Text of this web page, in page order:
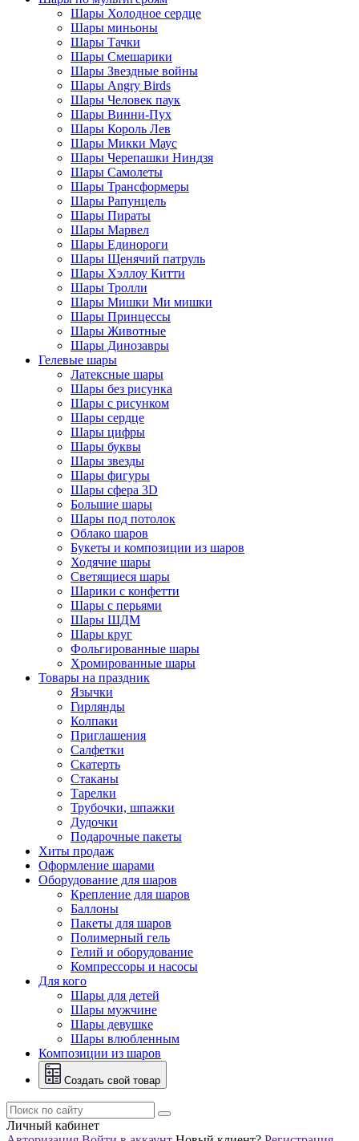
Шары Холодное сердце
Шары миньоны
Шары Тачки
Шары Смешарики
Шары Звездные войны
Шары Angry Birds
Шары Человек паук
Шары Винни-Пух
Шары Король Лев
Шары Микки Маус
Шары Черепашки Ниндзя
Шары Самолеты
Шары Трансформеры
Шары Рапунцель
Шары Пираты
Шары Марвел
Шары Единороги
Шары Щенячий патруль
Шары Хэллоу Китти
Шары Тролли
Шары Мишки Ми мишки
Шары Принцессы
Шары Животные
Шары Динозавры
Гелевые шары
Латексные шары
Шары без рисунка
Шары с рисунком
Шары сердце
Шары цифры
Шары буквы
Шары звезды
Шары фигуры
Шары сфера 3D
Большие шары
Шары под потолок
Облако шаров
Букеты и композиции из шаров
Ходячие шары
Светящиеся шары
Шарики с конфетти
Шары с перьями
Шары ШДМ
Шары круг
Фольгированные шары
Хромированные шары
Товары на праздник
Язычки
Гирлянды
Колпаки
Приглашения
Салфетки
Скатерть
Стаканы
Тарелки
Трубочки, шпажки
Дудочки
Подарочные пакеты
Хиты продаж
Оформление шарами
Оборудование для шаров
Крепление для шаров
Баллоны
Пакеты для шаров
Полимерный гель
Гелий и оборудование
Компрессоры и насосы
Для кого
Шары для детей
Шары мужчине
Шары девушке
Шары влюбленным
Композиции из шаров
Создать свой товар
Личный кабинет